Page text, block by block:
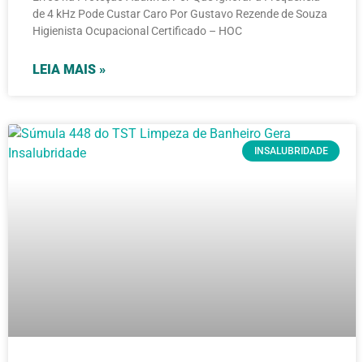
de 4 kHz Pode Custar Caro Por Gustavo Rezende de Souza
Higienista Ocupacional Certificado – HOC
LEIA MAIS »
INSALUBRIDADE